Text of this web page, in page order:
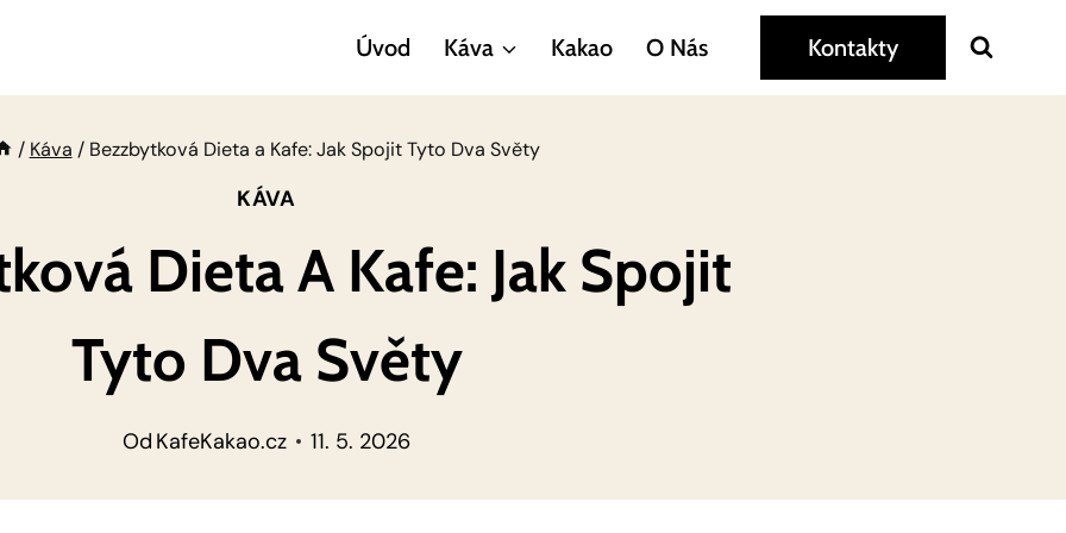
Úvod Káva Kakao O Nás Kontakty
/ Káva / Bezzbytková Dieta a Kafe: Jak Spojit Tyto Dva Světy
KÁVA
Dieta A Kafe: Jak Spojit
Tyto Dva Světy
Od KafeKakao.cz 11. 5. 2026